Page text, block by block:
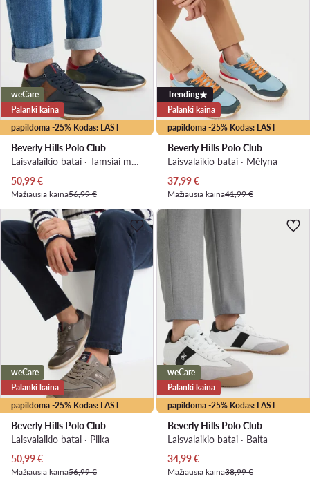
papildoma -25% Kodas: LAST
weCare
Palanki kaina
Beverly Hills Polo Club
Laisvalaikio batai · Tamsiai mėlyna
Dabartinė kaina
50,99€
Mažiausia kaina56,99 €
papildoma -25% Kodas: LAST
Trending
Palanki kaina
Beverly Hills Polo Club
Laisvalaikio batai · Mėlyna
Dabartinė kaina
37,99€
Mažiausia kaina41,99 €
papildoma -25% Kodas: LAST
weCare
Palanki kaina
Beverly Hills Polo Club
Laisvalaikio batai · Pilka
Dabartinė kaina
50,99€
Mažiausia kaina56,99 €
papildoma -25% Kodas: LAST
weCare
Palanki kaina
Beverly Hills Polo Club
Laisvalaikio batai · Balta
Dabartinė kaina
34,99€
Mažiausia kaina38,99 €